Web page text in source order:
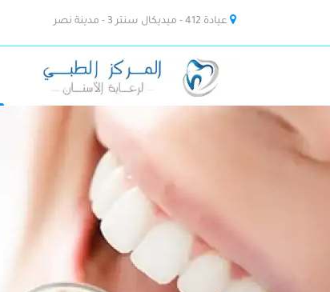
عيادة 412 - ميديكال سنتر 3 - مدينة نصر